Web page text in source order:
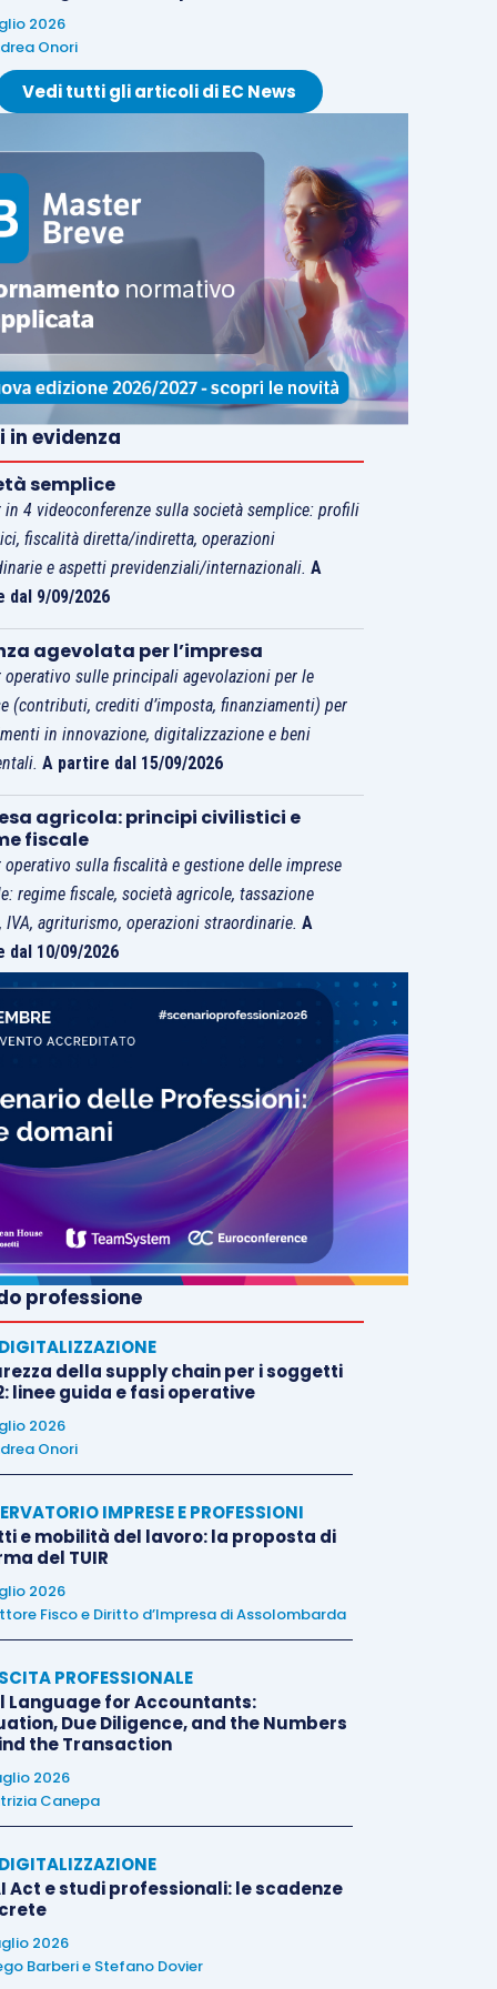
2026
Onori
Vedi tutti gli articoli di EC News
in evidenza
semplice
in 4 videoconferenze sulla società semplice: profili
fiscalità diretta/indiretta, operazioni
e aspetti previdenziali/internazionali.A
dal 9/09/2026
agevolata per l’impresa
operativo sulle principali agevolazioni per le
(contributi, crediti d’imposta, finanziamenti) per
in innovazione, digitalizzazione e beni
A partire dal 15/09/2026
agricola: principi civilistici e
fiscale
operativo sulla fiscalità e gestione delle imprese
regime fiscale, società agricole, tassazione
IVA, agriturismo, operazioni straordinarie.A
dal 10/09/2026
professione
della supply chain per i soggetti
linee guida e fasi operative
2026
Onori
IMPRESE E PROFESSIONI
e mobilità del lavoro: la proposta di
del TUIR
2026
Fisco e Diritto d’Impresa di Assolombarda
PROFESSIONALE
Language for Accountants:
Due Diligence, and the Numbers
the Transaction
2026
Canepa
Act e studi professionali: le scadenze
2026
Barberie Stefano Dovier